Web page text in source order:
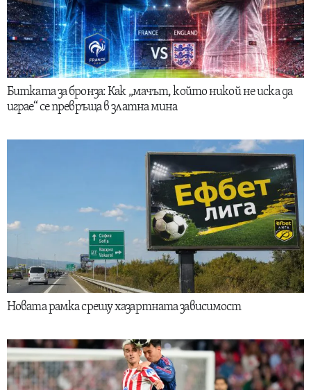
Битката за бронза: Как „мачът, който никой не иска да
играе“ се превръща в златна мина
Новата рамка срещу хазартната зависимост